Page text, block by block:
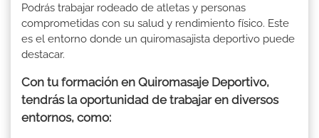
Podrás trabajar rodeado de atletas y personas
comprometidas con su salud y rendimiento físico. Este
es el entorno donde un quiromasajista deportivo puede
destacar.
Con tu formación en Quiromasaje Deportivo,
tendrás la oportunidad de trabajar en diversos
entornos, como: